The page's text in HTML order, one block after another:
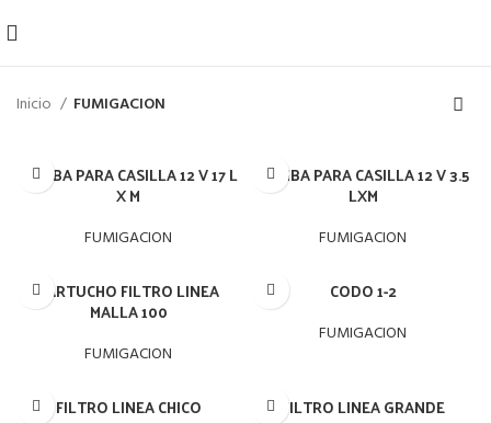
Inicio FUMIGACION
BOMBA PARA CASILLA 12 V 17 L
X M
FUMIGACION
BOMBA PARA CASILLA 12 V 3.5
LXM
FUMIGACION
CARTUCHO FILTRO LINEA
MALLA 100
FUMIGACION
CODO 1-2
FUMIGACION
FILTRO LINEA CHICO FILTRO LINEA GRANDE